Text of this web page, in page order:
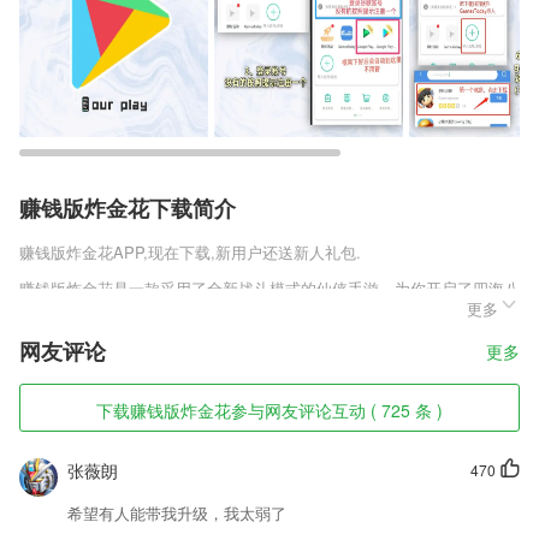
赚钱版炸金花下载简介
赚钱版炸金花APP,现在下载,新用户还送新人礼包.
赚钱版炸金花是一款采用了全新战斗模式的仙侠手游，为你开启了四海八
荒的大门，让你能在这款里感受到全新的竞技场带给你的无限震撼，这场
仙魔大战一触即发，这也是一场属于强者的战斗，在这个胜者为王败者为
寇的时代，你只有拼尽全力才能存活下来!
赚钱版炸金花软件特色
1,板块清晰，使用方便，新人也能熟练使用。
2,通过app记录使用者的打鼾状况、止鼾效果及睡眠情况
3,三、好处：
更多
网友评论 更多
下载赚钱版炸金花参与网友评论互动 ( 725 条 )
470
张薇朗
希望有人能带我升级，我太弱了